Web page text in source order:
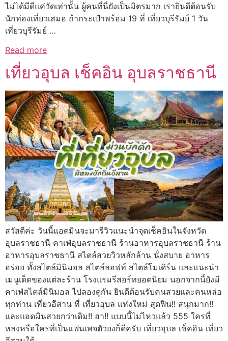
ไม่ได้มีดีแค่วัดเท่านั้น ผู้คนที่นี่ยังเป็นมิตรมาก เรายินดีต้อนรับ
นักท่องเที่ยวเสมอ ถ้ากระเป๋าพร้อม 19 ที่ เที่ยวบุรีรัมย์ 1 วัน
เที่ยวบุรีรัมย์ …
Read more
เที่ยวอุบล เช็คอิน อุบลราชธานี
สวัสดีค่ะ วันนี้แอดมินจะมารีวิวแนะนำจุดเช็คอินในจังหวัด
อุบลราชธานี คาเฟ่อุบลราชธานี ร้านอาหารอุบลราชธานี ร้าน
อาหารอุบลราชธานี สไตล์สวยวิวหลักล้าน นั่งสบาย อาหาร
อร่อย ทั้งสไตล์มินิมอล สไตล์ลอฟท์ สไตล์โมเดิร์น และแนะนำ
เมนูเด็ดของแต่ละร้าน โรงแรมรีสอร์ทยอดนิยม นอกจากนี้ยังมี
คาเฟ่สไตล์มินิมอล ไปลองดูกัน ยินดีต้อนรับคนสวยและคนหล่อ
ทุกท่าน เที่ยวอีสาน ที่ เที่ยวอุบล แห่งใหม่ สุดฟิน!! สนุกมาก!!
และแอดมินสวยกว่าเดิม!! ฮา!! แบบนี้ไม่ไหวแล้ว 555 ใครที่
หลงหรือใครที่เป็นแฟนเพจตัวยงก็ดีครับ เที่ยวอุบล เช็คอิน เที่ยว